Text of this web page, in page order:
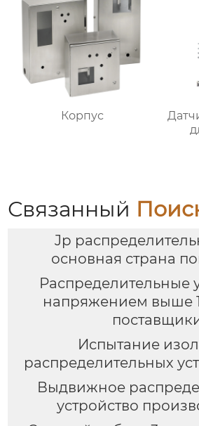
Корпус
Связанный
Jp
основная страна
Распределительные
напряжением выше
Испытание
распределительных
Выдвижное
устройство